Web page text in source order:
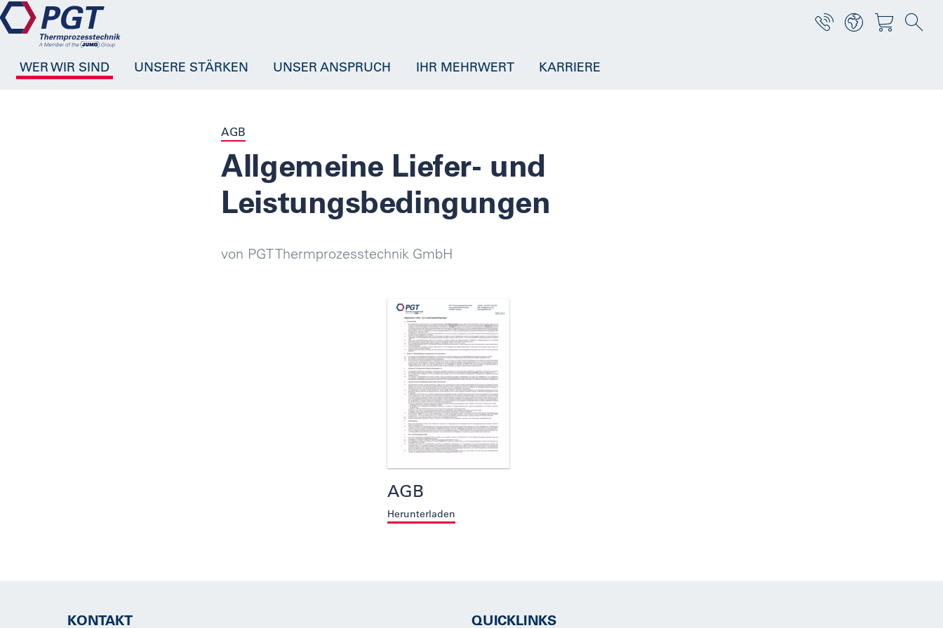
WER WIR SIND UNSERE STÄRKEN UNSER ANSPRUCH IHR MEHRWERT KARRIERE
AGB
Allgemeine Liefer- und
Leistungsbedingungen
von PGT Thermprozesstechnik GmbH
AGB
Herunterladen
KONTAKT QUICKLINKS